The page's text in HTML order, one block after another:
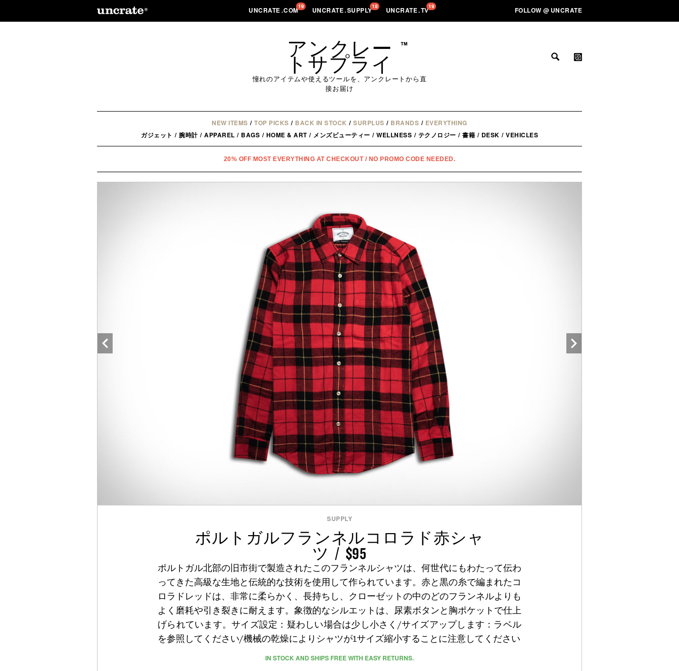
UNCRATE.COM19 UNCRATE.SUPPLY18 UNCRATE.TV19 FOLLOW @ UNCRATE
アンクレー
トサプライ
™
憧れのアイテムや使えるツールを、アンクレートから直
接お届け
NEW ITEMS / TOP PICKS / BACK IN STOCK / SURPLUS / BRANDS / EVERYTHING
ガジェット / 腕時計 / APPAREL / BAGS / HOME & ART / メンズビューティー / WELLNESS / テクノロジー / 書籍 / DESK / VEHICLES
20% OFF MOST EVERYTHING AT CHECKOUT / NO PROMO CODE NEEDED.
SUPPLY
ポルトガルフランネルコロラド赤シャ
ツ / $95
ポルトガル北部の旧市街で製造されたこのフランネルシャツは、何世代にもわたって伝わ
ってきた高級な生地と伝統的な技術を使用して作られています。赤と黒の糸で編まれたコ
ロラドレッドは、非常に柔らかく、長持ちし、クローゼットの中のどのフランネルよりも
よく磨耗や引き裂きに耐えます。象徴的なシルエットは、尿素ボタンと胸ポケットで仕上
げられています。サイズ設定：疑わしい場合は少し小さく/サイズアップします：ラベル
を参照してください/機械の乾燥によりシャツが1サイズ縮小することに注意してください
IN STOCK AND SHIPS FREE WITH EASY RETURNS.